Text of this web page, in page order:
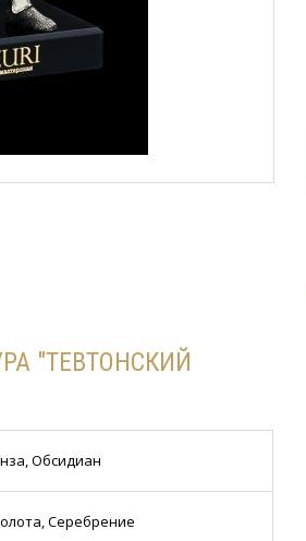
"ТЕВТОНСКИЙ
Обсидиан
Серебрение